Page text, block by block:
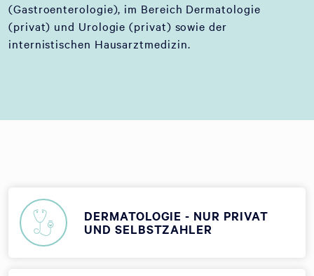
(Gastroenterologie), im Bereich Dermatologie
(privat) und Urologie (privat) sowie der
internistischen Hausarztmedizin.
DERMATOLOGIE - NUR PRIVAT
UND SELBSTZAHLER